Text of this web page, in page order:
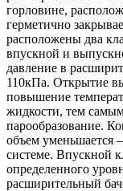
горловине,
герметично
расположены два
впускной и
давление в
110кПа. Открытие
повышение
жидкости, тем
парообразование.
объем уменьшается
системе. Впускной
определенного
расширительный